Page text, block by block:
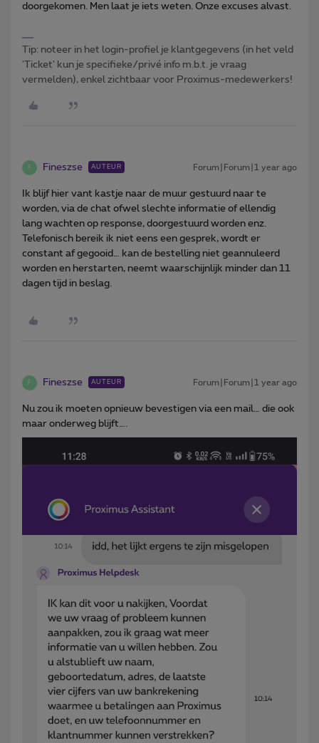
doorgekomen. Men laat je iets weten. Onze excuses alvast.
Tip: noteer in het login-profiel je klantgegevens (in het veld
'Ticket' kun je specifieke/privé info m.b.t. je vraag
vermelden), enkel zichtbaar voor Proximus-medewerkers!
F Fineszse AUTEUR Forum|Forum|1 year ago
Ik blijf hier vant kastje naar de muur gestuurd naar te
worden, via de chat ofwel slechte informatie of ellendig
lang wachten op response, doorgestuurd worden enz.
Telefonisch bereik ik niet eens een gesprek, wordt er
constant af gegooid… kan de bestelling niet geannuleerd
worden en herstarten, neemt waarschijnlijk minder dan 11
dagen tijd in beslag.
F Fineszse AUTEUR Forum|Forum|1 year ago
Nu zou ik moeten opnieuw bevestigen via een mail… die ook
maar onderweg blijft….